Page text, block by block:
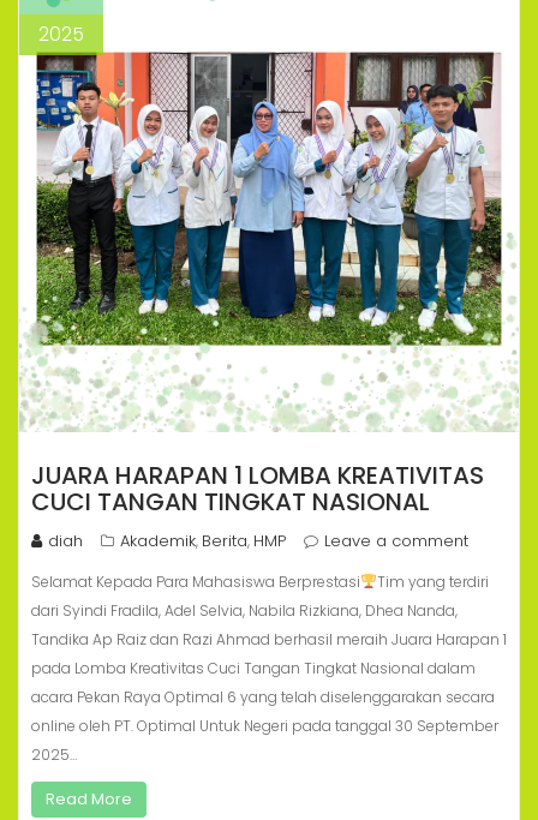
2025
JUARA HARAPAN 1 LOMBA KREATIVITAS
CUCI TANGAN TINGKAT NASIONAL
diah Akademik, Berita, HMP Leave a comment
Selamat Kepada Para Mahasiswa Berprestasi
Tim yang terdiri
dari Syindi Fradila, Adel Selvia, Nabila Rizkiana, Dhea Nanda,
Tandika Ap Raiz dan Razi Ahmad berhasil meraih Juara Harapan 1
pada Lomba Kreativitas Cuci Tangan Tingkat Nasional dalam
acara Pekan Raya Optimal 6 yang telah diselenggarakan secara
online oleh PT. Optimal Untuk Negeri pada tanggal 30 September
2025…
Read More